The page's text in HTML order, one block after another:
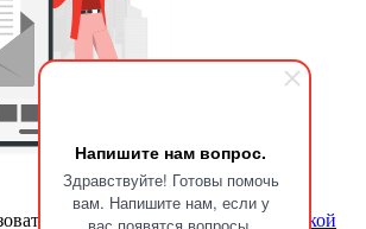
Напишите нам вопрос.
Здравствуйте! Готовы помочь
вам. Напишите нам, если у
сайт, вы соглашаетесь с политикой